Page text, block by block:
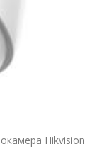
Hikvision